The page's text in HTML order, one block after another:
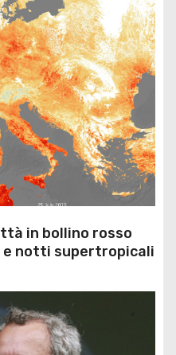
in bollino rosso
notti supertropicali